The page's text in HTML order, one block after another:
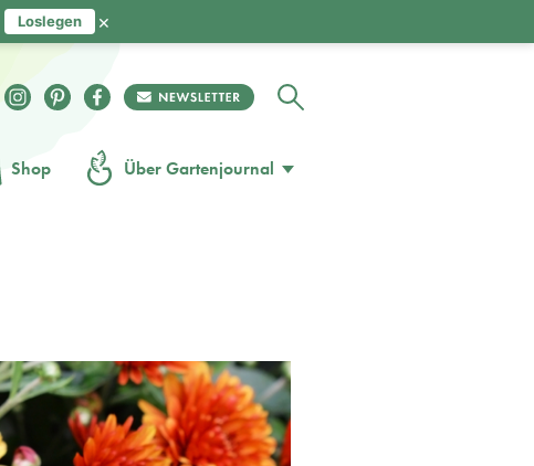
Shop Über Gartenjournal
Loslegen ×